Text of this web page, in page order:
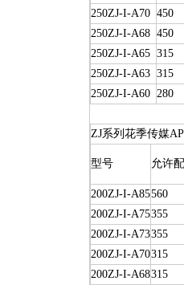
250ZJ-I-A70 450
250ZJ-I-A68 450
250ZJ-I-A65 315
250ZJ-I-A63 315
250ZJ-I-A60 280
ZJ系列花季传媒
型号 允许
200ZJ-I-A85560
200ZJ-I-A75355
200ZJ-I-A73355
200ZJ-I-A70315
200ZJ-I-A68315